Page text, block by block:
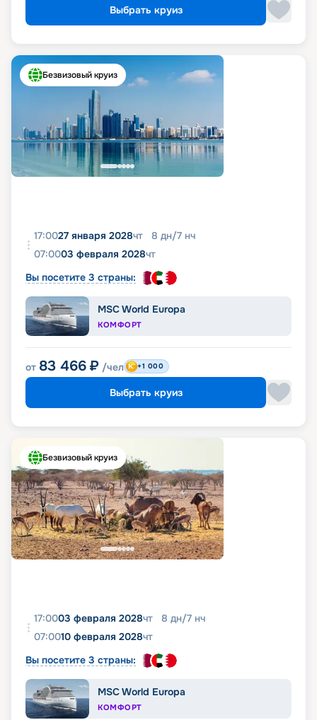
Выбрать круиз
Безвизовый круиз
17:0027 января 2028чт 8 дн/7 нч
07:0003 февраля 2028чт
Вы посетите 3 страны:
MSC World Europa
КОМФОРТ
от 83 466 ₽ /чел +1 000
Выбрать круиз
Безвизовый круиз
17:0003 февраля 2028чт 8 дн/7 нч
07:0010 февраля 2028чт
Вы посетите 3 страны:
MSC World Europa
КОМФОРТ